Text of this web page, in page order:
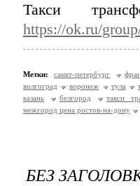
Такси
https://ok.ru/
Метки: санкт-петербург
волгоград
воронеж тула
казань
белгород
такси
межгород цена ростов-на-дону
БЕЗ